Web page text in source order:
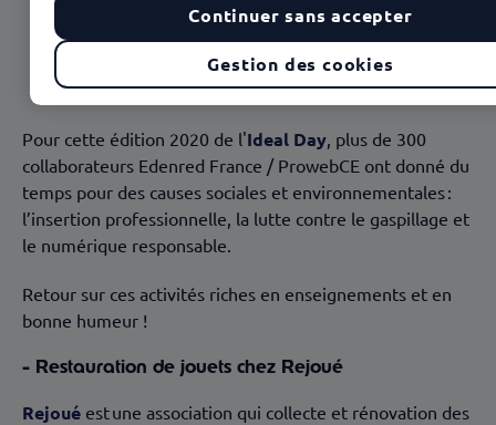
Pour cette édition 2020 de l'Ideal Day, plus de 300
collaborateurs Edenred France / ProwebCE ont donné du
temps pour des causes sociales et environnementales :
l’insertion professionnelle, la lutte contre le gaspillage et
le numérique responsable.
Retour sur ces activités riches en enseignements et en
bonne humeur !
- Restauration de jouets chez Rejoué
Rejoué est une association qui collecte et rénovation des
Gestion des cookies
Continuer sans accepter